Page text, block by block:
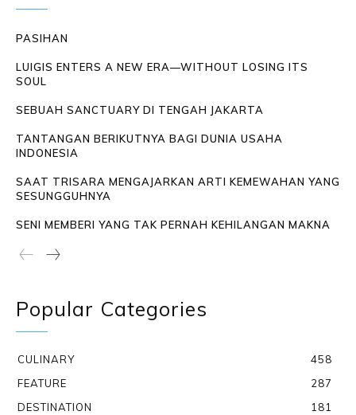
PASIHAN
LUIGIS ENTERS A NEW ERA—WITHOUT LOSING ITS
SOUL
SEBUAH SANCTUARY DI TENGAH JAKARTA
TANTANGAN BERIKUTNYA BAGI DUNIA USAHA
INDONESIA
SAAT TRISARA MENGAJARKAN ARTI KEMEWAHAN YANG
SESUNGGUHNYA
SENI MEMBERI YANG TAK PERNAH KEHILANGAN MAKNA
Popular Categories
CULINARY
458
FEATURE
287
DESTINATION
181